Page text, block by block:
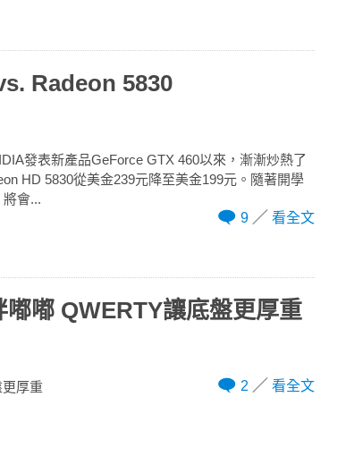
Radeon 5830
發表新產品GeForce GTX 460以來，漸漸炒熱了
HD 5830從美金239元降至美金199元。隨著開學
會...
9
看全文
嘟 QWERTY讓底盤更厚重
厚重 2 看全文